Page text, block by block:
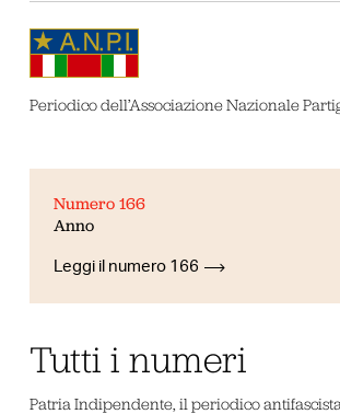
Periodico dell’Associazione Nazionale
Numero 166
Anno
Leggi il numero 166
Tutti i numeri
Patria Indipendente, il periodico